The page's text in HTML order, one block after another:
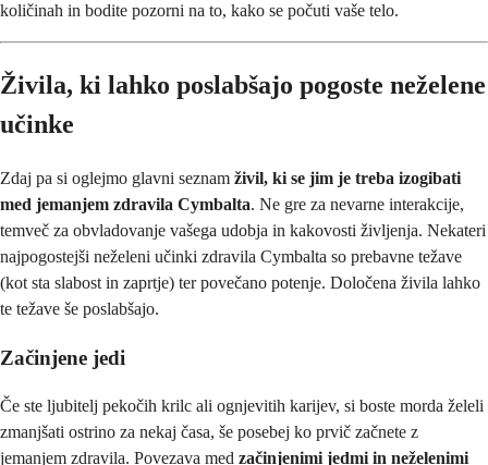
količinah in bodite pozorni na to, kako se počuti vaše telo.
Živila, ki lahko poslabšajo pogoste neželene
učinke
Zdaj pa si oglejmo glavni seznam živil, ki se jim je treba izogibati
med jemanjem zdravila Cymbalta. Ne gre za nevarne interakcije,
temveč za obvladovanje vašega udobja in kakovosti življenja. Nekateri
najpogostejši neželeni učinki zdravila Cymbalta so prebavne težave
(kot sta slabost in zaprtje) ter povečano potenje. Določena živila lahko
te težave še poslabšajo.
Začinjene jedi
Če ste ljubitelj pekočih krilc ali ognjevitih karijev, si boste morda želeli
zmanjšati ostrino za nekaj časa, še posebej ko prvič začnete z
jemanjem zdravila. Povezava med začinjenimi jedmi in neželenimi